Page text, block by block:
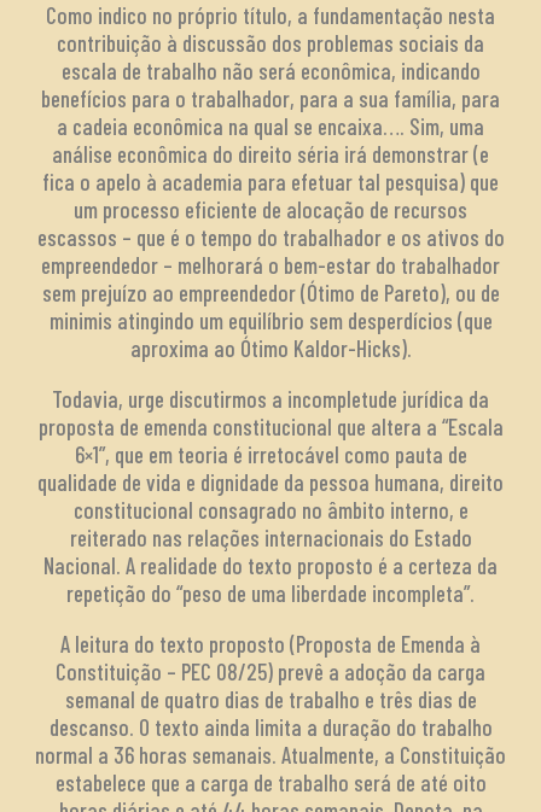
Como indico no próprio título, a fundamentação nesta
contribuição à discussão dos problemas sociais da
escala de trabalho não será econômica, indicando
benefícios para o trabalhador, para a sua família, para
a cadeia econômica na qual se encaixa…. Sim, uma
análise econômica do direito séria irá demonstrar (e
fica o apelo à academia para efetuar tal pesquisa) que
um processo eficiente de alocação de recursos
escassos – que é o tempo do trabalhador e os ativos do
empreendedor – melhorará o bem-estar do trabalhador
sem prejuízo ao empreendedor (Ótimo de Pareto), ou de
minimis atingindo um equilíbrio sem desperdícios (que
aproxima ao Ótimo Kaldor-Hicks).
Todavia, urge discutirmos a incompletude jurídica da
proposta de emenda constitucional que altera a “Escala
6×1”, que em teoria é irretocável como pauta de
qualidade de vida e dignidade da pessoa humana, direito
constitucional consagrado no âmbito interno, e
reiterado nas relações internacionais do Estado
Nacional. A realidade do texto proposto é a certeza da
repetição do “peso de uma liberdade incompleta”.
A leitura do texto proposto (Proposta de Emenda à
Constituição – PEC 08/25) prevê a adoção da carga
semanal de quatro dias de trabalho e três dias de
descanso. O texto ainda limita a duração do trabalho
normal a 36 horas semanais. Atualmente, a Constituição
estabelece que a carga de trabalho será de até oito